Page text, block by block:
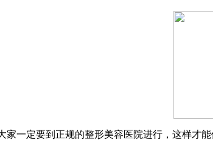
家一定要到正规的整形美容医院进行，这样才